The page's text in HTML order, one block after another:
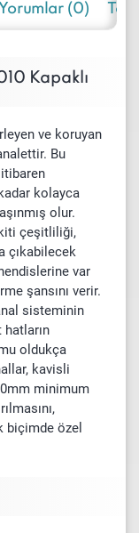
Yorumlar (0)
Kapaklı
ve koruyan
Bu
kolayca
olur.
çeşitliliği,
çıkabilecek
var
şansını verir.
sisteminin
hatların
oldukça
kavisli
minimum
biçimde özel